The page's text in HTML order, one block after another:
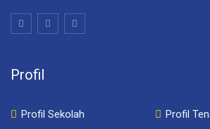
Profil
Profil Sekolah Profil